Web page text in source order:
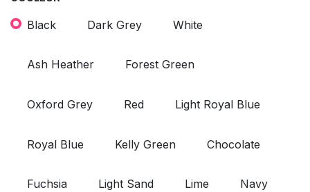
Black Dark Grey White
Ash Heather Forest Green
Oxford Grey Red Light Royal Blue
Royal Blue Kelly Green Chocolate
Fuchsia Light Sand Lime Navy